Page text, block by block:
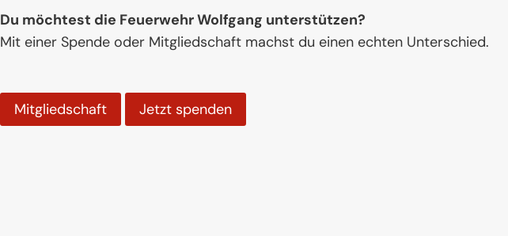
Du möchtest die Feuerwehr Wolfgang unterstützen?
Mit einer Spende oder Mitgliedschaft machst du einen echten Unterschied.
Mitgliedschaft Jetzt spenden